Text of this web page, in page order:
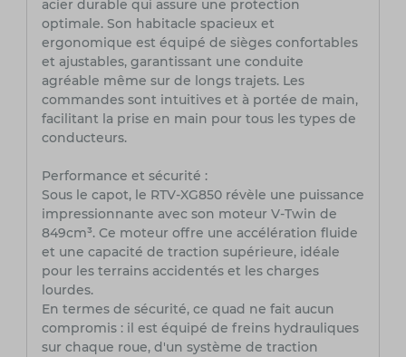
acier durable qui assure une protection
optimale. Son habitacle spacieux et
ergonomique est équipé de sièges confortables
et ajustables, garantissant une conduite
agréable même sur de longs trajets. Les
commandes sont intuitives et à portée de main,
facilitant la prise en main pour tous les types de
conducteurs.
Performance et sécurité :
Sous le capot, le RTV-XG850 révèle une puissance
impressionnante avec son moteur V-Twin de
849cm³. Ce moteur offre une accélération fluide
et une capacité de traction supérieure, idéale
pour les terrains accidentés et les charges
lourdes.
En termes de sécurité, ce quad ne fait aucun
compromis : il est équipé de freins hydrauliques
sur chaque roue, d'un système de traction